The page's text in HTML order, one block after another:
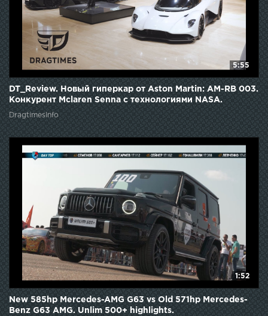
5:55
DT_Review. Новый гиперкар от Aston Martin: AM-RB 003.
Конкурент Mclaren Senna с технологиями NASA.
DragtimesInfo
1:52
New 585hp Mercedes-AMG G63 vs Old 571hp Mercedes-
Benz G63 AMG. Unlim 500+ highlights.